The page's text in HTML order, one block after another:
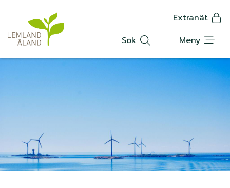
huvudinnehåll
a
p
p
e
n
Extranät
Sök
Meny